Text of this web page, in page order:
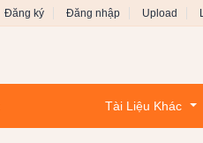
Đăng ký Đăng nhập Upload
Tài Liệu Khác